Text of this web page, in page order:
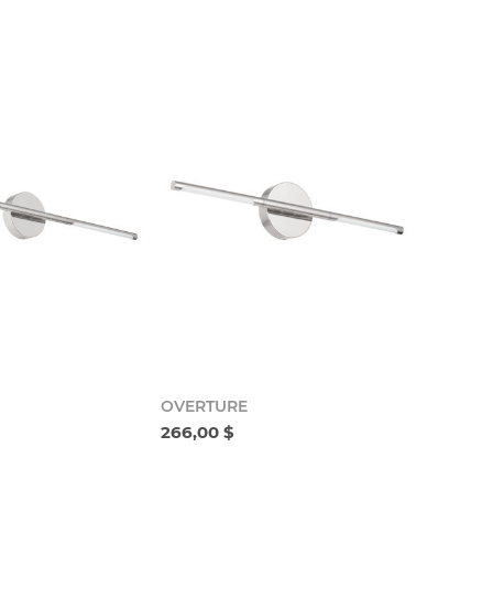
OVERTURE
266,00 $